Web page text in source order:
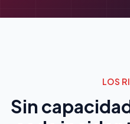
LOS
Sin